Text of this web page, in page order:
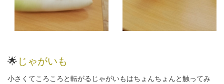
🌟 じゃがいも
小さくてころころと転がるじゃがいもはちょんちょんと触ってみ